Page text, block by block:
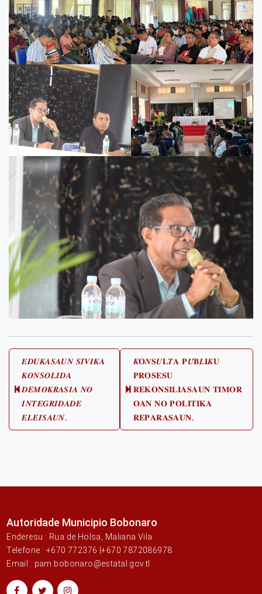
Post
navigation
Previous
post:
𝑬𝑫𝑼𝑲𝑨𝑺𝑨𝑼𝑵 𝑺𝑰́𝑽𝑰𝑲𝑨
𝑲𝑶𝑵𝑺𝑶𝑳𝑰𝑫𝑨
𝑫𝑬𝑴𝑶𝑲𝑹𝑨𝑺𝑰𝑨 𝑵𝑶
𝑰𝑵𝑻𝑬𝑮𝑹𝑰𝑫𝑨𝑫𝑬
𝑬𝑳𝑬𝑰𝑺𝑨𝑼𝑵.
Next
post:
𝑲𝐎𝑵𝐒𝑼𝐋𝑻𝐀 𝐏𝑼́𝐁𝑳𝐈𝑲𝐔
𝐏𝐑𝐎𝐒𝐄𝐒𝐔
𝐑𝐄𝐊𝐎𝐍𝐒𝐈𝐋𝐈𝐀𝐒𝐀𝐔𝐍 𝐓𝐈𝐌𝐎𝐑
𝐎𝐀𝐍 𝐍𝐎 𝐏𝐎𝐋𝐈𝐓𝐈𝐊𝐀
𝐑𝐄𝐏𝐀𝐑𝐀𝐒𝐀𝐔𝐍.
Autoridade Municipio Bobonaro
Enderesu : Rua de Holsa, Maliana Vila
Telefone : +670 772376 |+670 7872086978
Email : pam.bobonaro@estatal.gov.tl